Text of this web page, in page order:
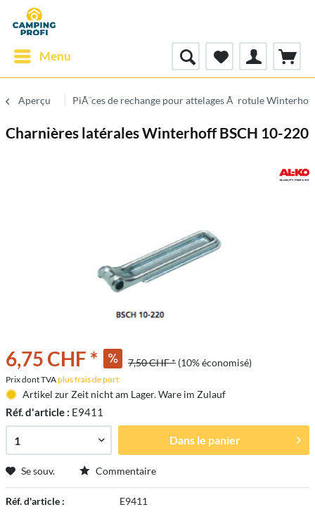
Menu
Aperçu PiÃ¨ces de rechange pour attelages Ã rotule Winterhoff
Charnières latérales Winterhoff BSCH 10-220
6,75 CHF * 7,50 CHF * (10% économisé)
Prix dont TVAplus frais de port
Artikel zur Zeit nicht am Lager. Ware im Zulauf
Réf. d'article : E9411
Dans le panier
Se souv. Commentaire
Réf. d'article : E9411